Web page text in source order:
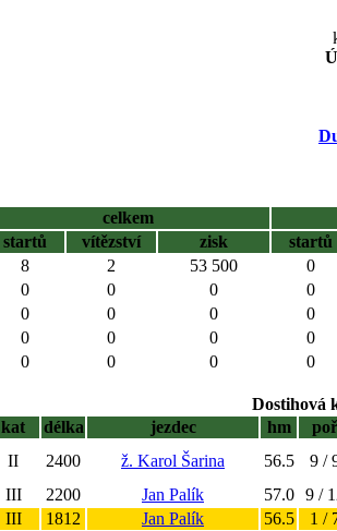
celkem
startů
vítězství zisk
startů
8 2 53 500
0
0 0 0
0
0 0 0
0
0 0 0
0
0 0 0 0
Dostihová
kat délka jezdec hm
poř
II 2400 ž. Karol Šarina 56.5
9 /
III 2200 Jan Palík 57.0
9 /
III 1812 Jan Palík 56.5
1 /